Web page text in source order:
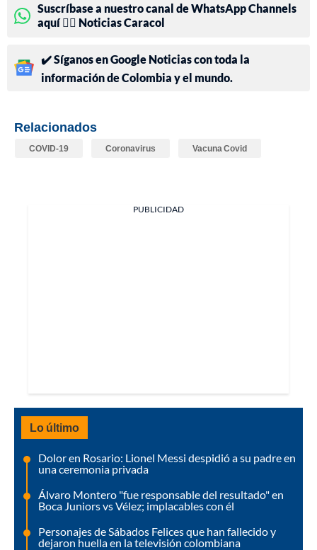
Suscríbase a nuestro canal de WhatsApp Channels
aquí 👉🏻 Noticias Caracol
✔️ Síganos en Google Noticias con toda la
información de Colombia y el mundo.
Relacionados
COVID-19 Coronavirus Vacuna Covid
PUBLICIDAD
Lo último
Dolor en Rosario: Lionel Messi despidió a su padre en
una ceremonia privada
Álvaro Montero "fue responsable del resultado" en
Boca Juniors vs Vélez; implacables con él
Personajes de Sábados Felices que han fallecido y
dejaron huella en la televisión colombiana